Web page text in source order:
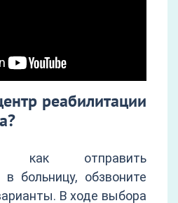
реабилитации
отправить
в больницу, обзвоните
В ходе выбора